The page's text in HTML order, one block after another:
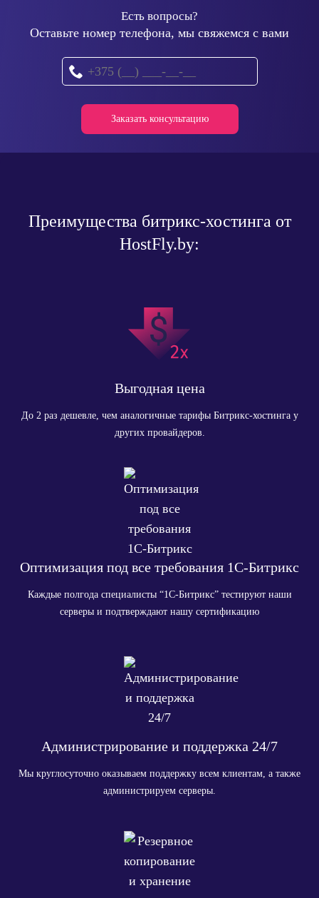
Есть вопросы?
Оставьте номер телефона, мы свяжемся с вами
Преимущества битрикс-хостинга от
HostFly.by:
Выгодная цена
До 2 раз дешевле, чем аналогичные тарифы Битрикс-хостинга у
других провайдеров.
Оптимизация под все требования 1С-Битрикс
Каждые полгода специалисты “1С-Битрикс” тестируют наши
серверы и подтверждают нашу сертификацию
Администрирование и поддержка 24/7
Мы круглосуточно оказываем поддержку всем клиентам, а также
администрируем серверы.